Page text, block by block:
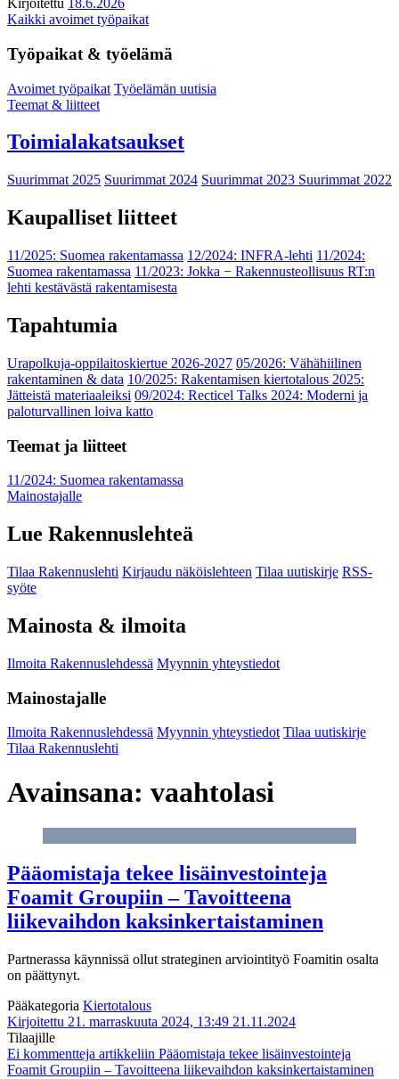
Kirjoitettu
18.6.2026
Kaikki avoimet työpaikat
Työpaikat & työelämä
Avoimet työpaikat Työelämän uutisia
Teemat & liitteet
Toimialakatsaukset
Suurimmat 2025 Suurimmat 2024 Suurimmat 2023 Suurimmat 2022
Kaupalliset liitteet
11/2025: Suomea rakentamassa 12/2024: INFRA-lehti 11/2024:
Suomea rakentamassa 11/2023: Jokka − Rakennusteollisuus RT:n
lehti kestävästä rakentamisesta
Tapahtumia
Urapolkuja-oppilaitoskiertue 2026-2027 05/2026: Vähähiilinen
rakentaminen & data 10/2025: Rakentamisen kiertotalous 2025:
Jätteistä materiaaleiksi 09/2024: Recticel Talks 2024: Moderni ja
paloturvallinen loiva katto
Teemat ja liitteet
11/2024: Suomea rakentamassa
Mainostajalle
Lue Rakennuslehteä
Tilaa Rakennuslehti Kirjaudu näköislehteen Tilaa uutiskirje RSS-
syöte
Mainosta & ilmoita
Ilmoita Rakennuslehdessä Myynnin yhteystiedot
Mainostajalle
Ilmoita Rakennuslehdessä Myynnin yhteystiedot Tilaa uutiskirje
Tilaa Rakennuslehti
Avainsana: vaahtolasi
Pääomistaja tekee lisäinvestointeja
Foamit Groupiin – Tavoitteena
liikevaihdon kaksinkertaistaminen
Partnerassa käynnissä ollut strateginen arviointityö Foamitin osalta
on päättynyt.
Pääkategoria Kiertotalous
Kirjoitettu 21. marraskuuta 2024, 13:49 21.11.2024
Tilaajille
Ei kommentteja artikkeliin Pääomistaja tekee lisäinvestointeja
Foamit Groupiin – Tavoitteena liikevaihdon kaksinkertaistaminen